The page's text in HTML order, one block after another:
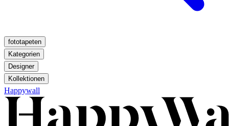
fototapeten
Kategorien
Designer
Kollektionen
Happywall